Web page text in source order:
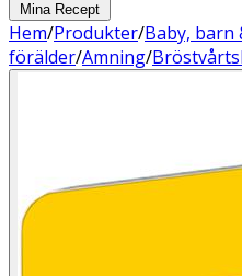
Mina Recept
Hem/Produkter/Baby, barn
förälder/Amning/